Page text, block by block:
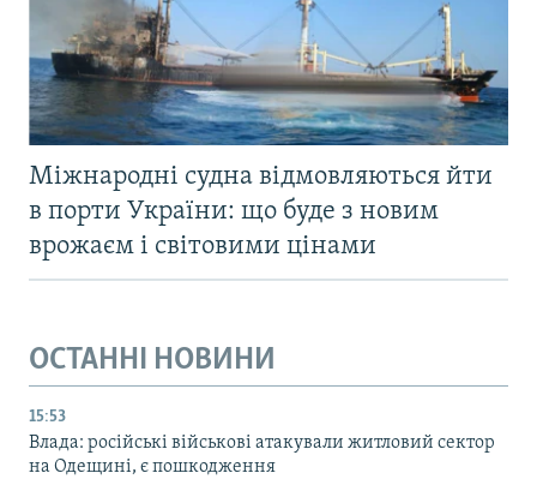
Міжнародні судна відмовляються йти
в порти України: що буде з новим
врожаєм і світовими цінами
ОСТАННІ НОВИНИ
15:53
Влада: російські військові атакували житловий сектор
на Одещині, є пошкодження